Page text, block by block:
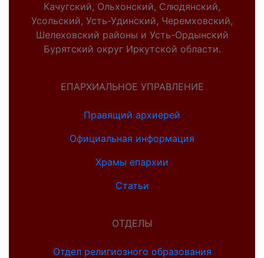
Качугский, Ольхонский, Слюдянский,
Усольский, Усть-Удинский, Черемховский,
Шелеховский районы и Усть-Ордынский
Бурятский округ Иркутской области.
ЕПАРХИАЛЬНОЕ УПРАВЛЕНИЕ
Правящий архиерей
Официальная информация
Храмы епархии
Статьи
ОТДЕЛЫ
Отдел религиозного образования